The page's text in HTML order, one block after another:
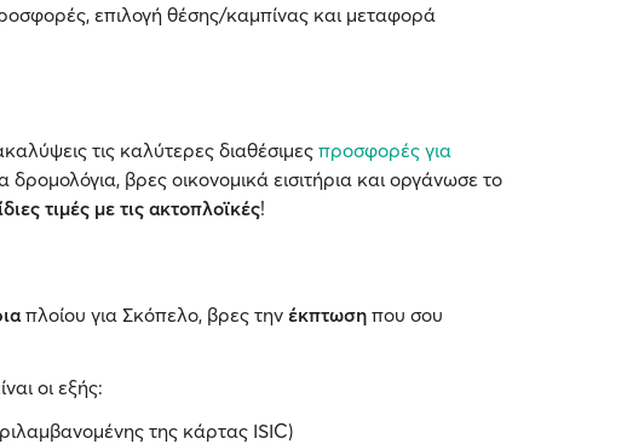
επιλογή θέσης/καμπίνας και μεταφορά
τις καλύτερες διαθέσιμες προσφορές για
δρομολόγια, βρες οικονομικά εισιτήρια και οργάνωσε το
ίδιες τιμές με τις ακτοπλοϊκές!
πλοίου για Σκόπελο, βρες την έκπτωση που σου
οι εξής:
της κάρτας ISIC)